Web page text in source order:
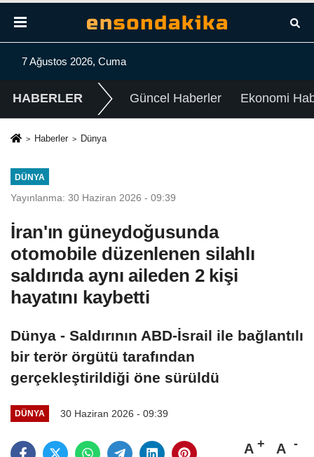
7 Ağustos 2026, Cuma
HABERLER Güncel Haberler Ekonomi
Haberler Dünya
DÜNYA
Yayınlanma: 30 Haziran 2026 - 09:39
İran'ın güneydoğusunda
otomobile düzenlenen silahlı
saldırıda aynı aileden 2 kişi
hayatını kaybetti
Dünya - Saldırının ABD-İsrail ile bağlantılı
bir terör örgütü tarafından
gerçekleştirildiği öne sürüldü
DÜNYA 30 Haziran 2026 - 09:39
A A